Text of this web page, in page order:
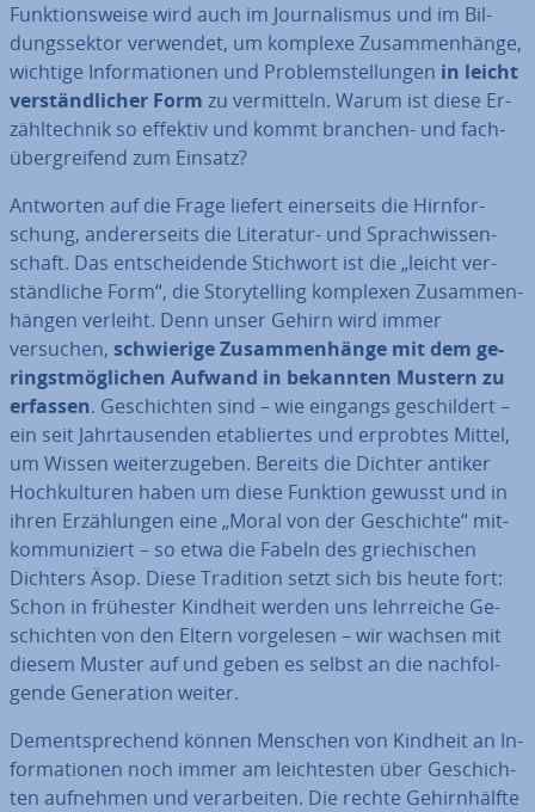
Funk­ti­ons­wei­se wird auch im Jour­na­lis­mus und im Bil­
dungs­sek­tor verwendet, um komplexe Zu­sam­men­hän­ge,
wichtige In­for­ma­tio­nen und Pro­blem­stel­lun­gen in leicht
ver­ständ­li­cher Form zu ver­mit­teln. Warum ist diese Er­
zähl­tech­nik so effektiv und kommt branchen- und fach­
über­grei­fend zum Einsatz?
Antworten auf die Frage liefert ei­ner­seits die Hirn­for­
schung, an­de­rer­seits die Literatur- und Sprach­wis­sen­
schaft. Das ent­schei­den­de Stichwort ist die „leicht ver­
ständ­li­che Form“, die Sto­rytel­ling komplexen Zu­sam­men­
hän­gen verleiht. Denn unser Gehirn wird immer
versuchen, schwie­ri­ge Zu­sam­men­hän­ge mit dem ge­
ringst­mög­li­chen Aufwand in bekannten Mustern zu
erfassen. Ge­schich­ten sind – wie eingangs ge­schil­dert –
ein seit Jahr­tau­sen­den eta­blier­tes und erprobtes Mittel,
um Wissen wei­ter­zu­ge­ben. Bereits die Dichter antiker
Hoch­kul­tu­ren haben um diese Funktion gewusst und in
ihren Er­zäh­lun­gen eine „Moral von der Ge­schich­te“ mit­
kom­mu­ni­ziert – so etwa die Fabeln des grie­chi­schen
Dichters Äsop. Diese Tradition setzt sich bis heute fort:
Schon in frühester Kindheit werden uns lehr­rei­che Ge­
schich­ten von den Eltern vor­ge­le­sen – wir wachsen mit
diesem Muster auf und geben es selbst an die nach­fol­
gen­de Ge­ne­ra­ti­on weiter.
Dem­entspre­chend können Menschen von Kindheit an In­
for­ma­tio­nen noch immer am leich­tes­ten über Ge­schich­
ten aufnehmen und ver­ar­bei­ten. Die rechte Ge­hirn­hälf­te